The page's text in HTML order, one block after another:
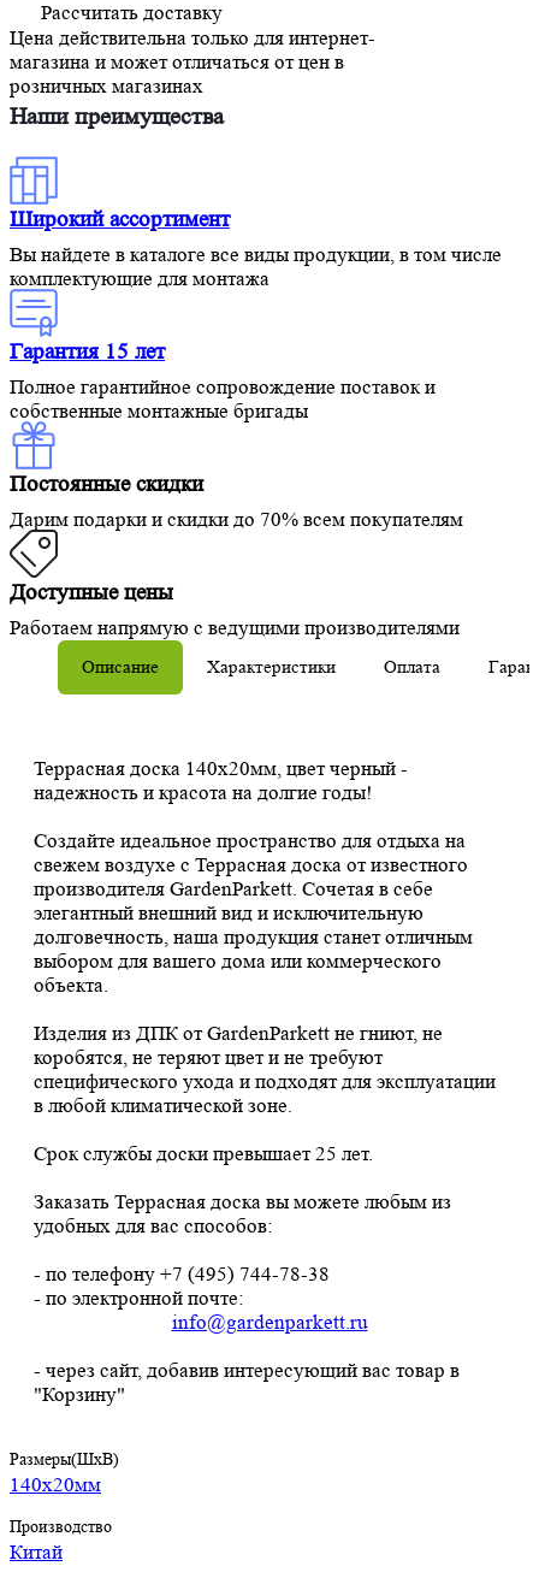
Рассчитать доставку
Цена действительна только для интернет-
магазина и может отличаться от цен в
розничных магазинах
Наши преимущества
Широкий ассортимент
Вы найдете в каталоге все виды продукции, в том числе
комплектующие для монтажа
Гарантия 15 лет
Полное гарантийное сопровождение поставок и
собственные монтажные бригады
Постоянные скидки
Дарим подарки и скидки до 70% всем покупателям
Доступные цены
Работаем напрямую с ведущими производителями
Описание Характеристики Оплата
Террасная доска 140х20мм, цвет черный -
надежность и красота на долгие годы!
Создайте идеальное пространство для отдыха на
свежем воздухе с Террасная доска от известного
производителя GardenParkett. Сочетая в себе
элегантный внешний вид и исключительную
долговечность, наша продукция станет отличным
выбором для вашего дома или коммерческого
объекта.
Изделия из ДПК от GardenParkett не гниют, не
коробятся, не теряют цвет и не требуют
специфического ухода и подходят для эксплуатации
в любой климатической зоне.
Срок службы доски превышает 25 лет.
Заказать Террасная доска вы можете любым из
удобных для вас способов:
- по телефону +7 (495) 744-78-38
- по электронной почте:
info@gardenparkett.ru
- через сайт, добавив интересующий вас товар в
"Корзину"
Размеры(ШхВ)
140х20мм
Производство
Китай